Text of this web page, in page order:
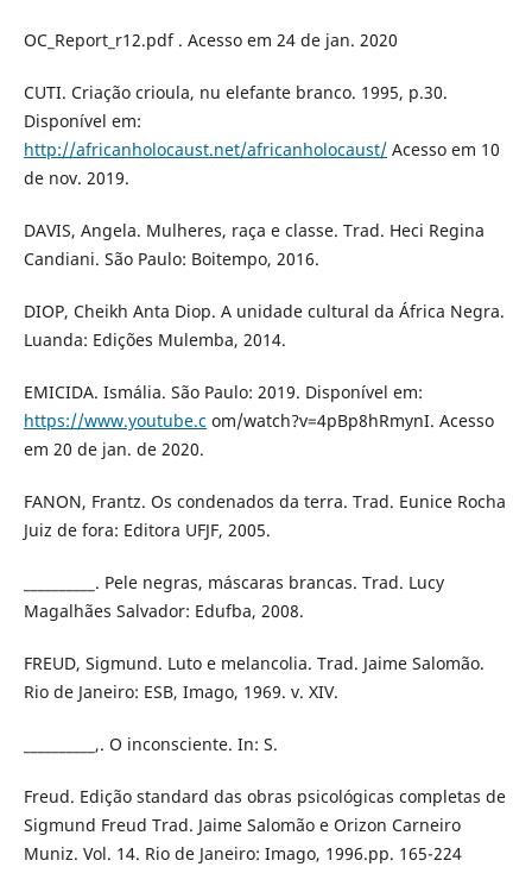
OC_Report_r12.pdf . Acesso em 24 de jan. 2020
CUTI. Criação crioula, nu elefante branco. 1995, p.30.
Disponível em:
http://africanholocaust.net/africanholocaust/Acesso em 10
de nov. 2019.
DAVIS, Angela. Mulheres, raça e classe. Trad. Heci Regina
Candiani. São Paulo: Boitempo, 2016.
DIOP, Cheikh Anta Diop. A unidade cultural da África Negra.
Luanda: Edições Mulemba, 2014.
EMICIDA. Ismália. São Paulo: 2019. Disponível em:
https://www.youtube.c om/watch?v=4pBp8hRmynI. Acesso
em 20 de jan. de 2020.
FANON, Frantz. Os condenados da terra. Trad. Eunice Rocha
Juiz de fora: Editora UFJF, 2005.
__________. Pele negras, máscaras brancas. Trad. Lucy
Magalhães Salvador: Edufba, 2008.
FREUD, Sigmund. Luto e melancolia. Trad. Jaime Salomão.
Rio de Janeiro: ESB, Imago, 1969. v. XIV.
__________,. O inconsciente. In: S.
Freud. Edição standard das obras psicológicas completas de
Sigmund Freud Trad. Jaime Salomão e Orizon Carneiro
Muniz. Vol. 14. Rio de Janeiro: Imago, 1996.pp. 165-224